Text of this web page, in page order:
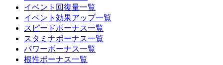
イベント回復量一覧
イベント効果アップ一覧
スピードボーナス一覧
スタミナボーナス一覧
パワーボーナス一覧
根性ボーナス一覧